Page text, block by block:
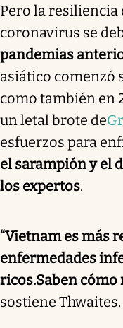
Pero la
coronavirus se
pandemias
asiático comenzó
como también en
un letal brote de
esfuerzos para
el sarampión y el
los expertos.
“Vietnam es más
enfermedades
ricos.Saben cómo
sostiene Thwaites.